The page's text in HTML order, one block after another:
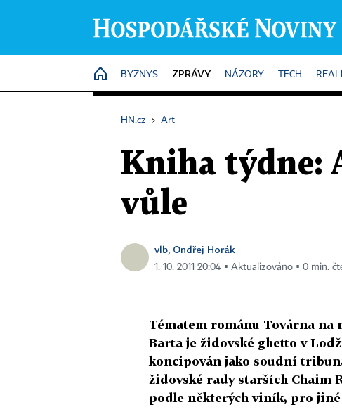
HOME
BYZNYS ZPRÁVY NÁZORY TECH
HN.cz › Art
Kniha týdne:
vůle
vlb, Ondřej Horák
1. 10. 2011 20:04 ▪ Aktualizováno ▪ 0 min.
Tématem románu Továrna na
Barta je židovské ghetto v
koncipován jako soudní
židovské rady starších Chaim
podle některých viník, pro jiné